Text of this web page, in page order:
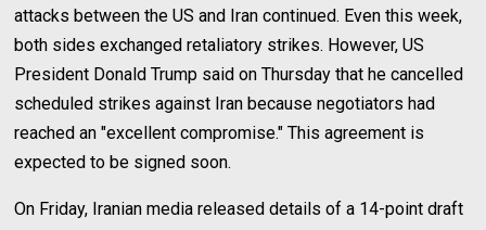
attacks between the US and Iran continued. Even this week,
both sides exchanged retaliatory strikes. However, US
President Donald Trump said on Thursday that he cancelled
scheduled strikes against Iran because negotiators had
reached an "excellent compromise." This agreement is
expected to be signed soon.
On Friday, Iranian media released details of a 14-point draft